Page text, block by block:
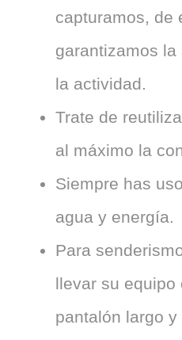
capturamos, de
garantizamos
la actividad.
Trate de
al máximo la
Siempre has
agua y energía.
Para
llevar su equipo
pantalón largo